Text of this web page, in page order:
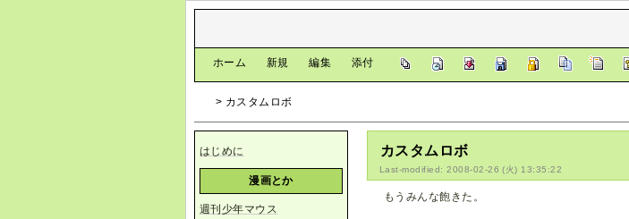
ホーム 新規 編集 添付
> カスタムロボ
カスタムロボ
Last-modified: 2008-02-26 (火) 13:35:22
もうみんな飽きた。
はじめに
漫画とか
週刊少年マウス